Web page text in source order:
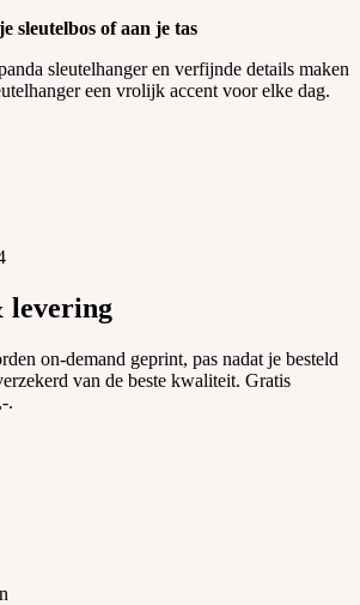
sleutelbos of aan je tas
sleutelhanger en verfijnde details maken
een vrolijk accent voor elke dag.
levering
on-demand geprint, pas nadat je besteld
van de beste kwaliteit. Gratis
.